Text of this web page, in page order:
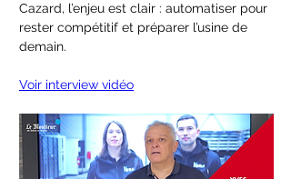
Cazard, l’enjeu est clair : automatiser pour
rester compétitif et préparer l’usine de
demain.
Voir interview vidéo